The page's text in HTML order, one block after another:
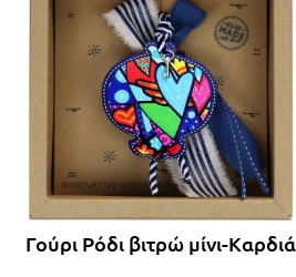
Γούρι Ρόδι βιτρώ μίνι-Καρδιά